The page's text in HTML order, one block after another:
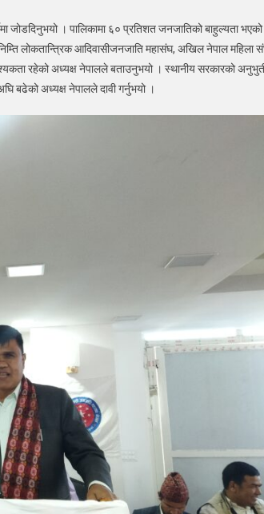
जोडदिनुभयो । पालिकामा ६० प्रतिशत जनजातिको बाहुल्यता
लोकतान्त्रिक आदिवासीजनजाति महासंघ, अखिल नेपाल महिला
रहेको अध्यक्ष नेपालले बताउनुभयो । स्थानीय सरकारको
बढेको अध्यक्ष नेपालले दावी गर्नुभयो ।